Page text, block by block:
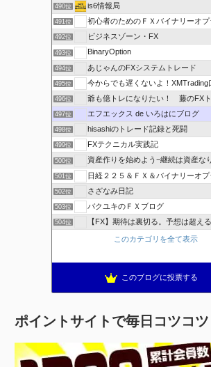
490位 is6情報局
491位 初心者のためのＦＸバイナリーオプション
492位 ビジネスゾーン・FX
493位 BinaryOption
494位 あじゃんのFXシステムトレード
495位 今からでも遅くないよ！XMTrading口座開設
496位 爺も億トレになりたい！ 藤のFX
497位 エフエックス de いろはにブログ
498位 hisashiのトレード記録と死闘
499位 FXテクニカル実践記
500位 資産作りを始めよう−継続は資産な
501位 日経２２５＆ＦＸ＆バイナリーオプショ
502位 さざなみ日記
503位 バクユキのＦＸブログ
504位 【FX】期待は裏切る。予想は超える。【チャ
このカテゴリを全て表示
このブログに投票する
ポイントサイトで毎日コツコツ